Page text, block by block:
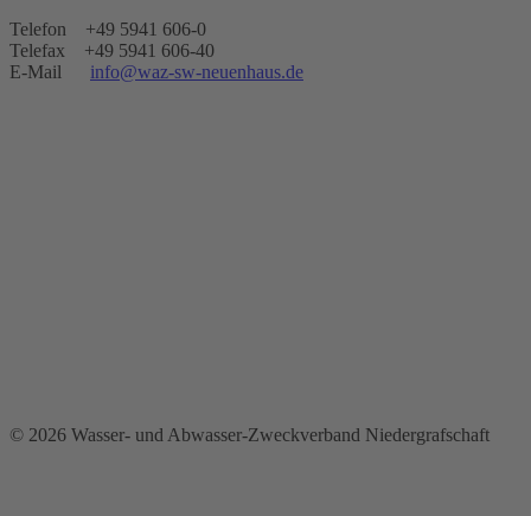
Telefon +49 5941 606-0
Telefax +49 5941 606-40
E-Mail info@waz-sw-neuenhaus.de
© 2026 Wasser- und Abwasser-Zweckverband Niedergrafschaft